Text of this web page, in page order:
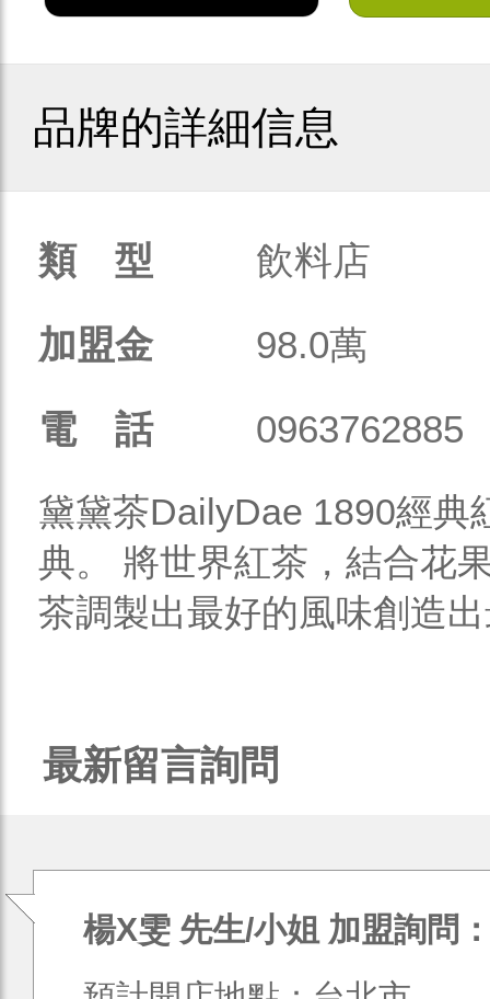
品牌的詳細信息
類 型
飲料店
加盟金
98.0萬
電 話
0963762885
黛黛茶DailyDae 1890經典
典。 將世界紅茶，結合花
茶調製出最好的風味創造
最新留言詢問
楊X雯 先生/小姐 加盟詢問